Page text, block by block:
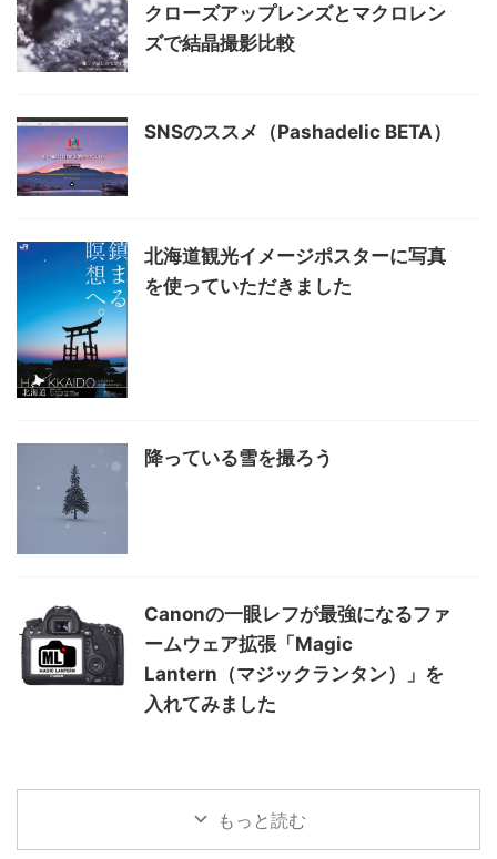
クローズアップレンズとマクロレン
ズで結晶撮影比較
SNSのススメ（Pashadelic BETA）
北海道観光イメージポスターに写真
を使っていただきました
降っている雪を撮ろう
Canonの一眼レフが最強になるファ
ームウェア拡張「Magic
Lantern（マジックランタン）」を
入れてみました
もっと読む